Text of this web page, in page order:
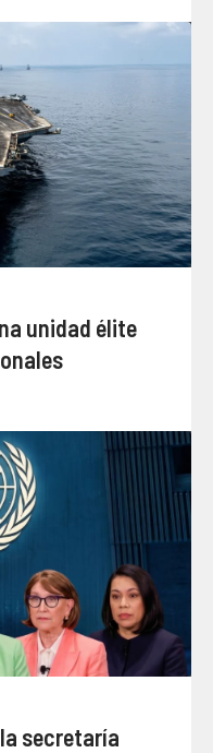
unidad élite
secretaría